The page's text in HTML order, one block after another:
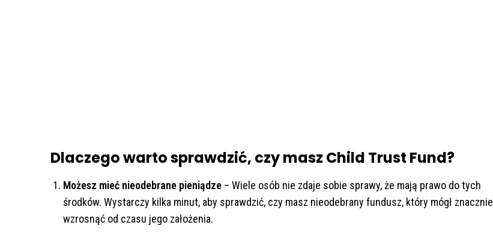
Dlaczego warto sprawdzić, czy masz Child Trust Fund?
Możesz mieć nieodebrane pieniądze – Wiele osób nie zdaje sobie sprawy, że mają prawo do tych
środków. Wystarczy kilka minut, aby sprawdzić, czy masz nieodebrany fundusz, który mógł znacznie
wzrosnąć od czasu jego założenia.